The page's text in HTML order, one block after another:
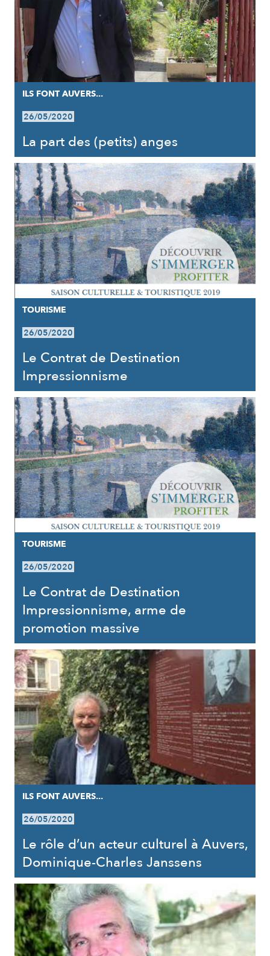
ILS FONT AUVERS...
26/05/2020
La part des (petits) anges
TOURISME
26/05/2020
Le Contrat de Destination
Impressionnisme
TOURISME
26/05/2020
Le Contrat de Destination
Impressionnisme, arme de
promotion massive
ILS FONT AUVERS...
26/05/2020
Le rôle d’un acteur culturel à Auvers,
Dominique-Charles Janssens